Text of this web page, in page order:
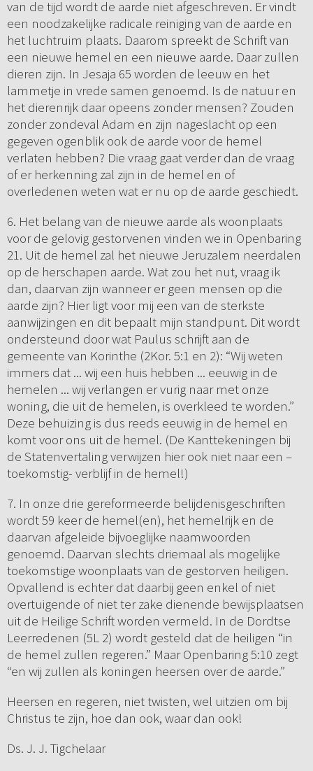
van de tijd wordt de aarde niet afgeschreven. Er vindt
een noodzakelijke radicale reiniging van de aarde en
het luchtruim plaats. Daarom spreekt de Schrift van
een nieuwe hemel en een nieuwe aarde. Daar zullen
dieren zijn. In Jesaja 65 worden de leeuw en het
lammetje in vrede samen genoemd. Is de natuur en
het dierenrijk daar opeens zonder mensen? Zouden
zonder zondeval Adam en zijn nageslacht op een
gegeven ogenblik ook de aarde voor de hemel
verlaten hebben? Die vraag gaat verder dan de vraag
of er herkenning zal zijn in de hemel en of
overledenen weten wat er nu op de aarde geschiedt.
6. Het belang van de nieuwe aarde als woonplaats
voor de gelovig gestorvenen vinden we in Openbaring
21. Uit de hemel zal het nieuwe Jeruzalem neerdalen
op de herschapen aarde. Wat zou het nut, vraag ik
dan, daarvan zijn wanneer er geen mensen op die
aarde zijn? Hier ligt voor mij een van de sterkste
aanwijzingen en dit bepaalt mijn standpunt. Dit wordt
ondersteund door wat Paulus schrijft aan de
gemeente van Korinthe (2Kor. 5:1 en 2): “Wij weten
immers dat ... wij een huis hebben ... eeuwig in de
hemelen ... wij verlangen er vurig naar met onze
woning, die uit de hemelen, is overkleed te worden.”
Deze behuizing is dus reeds eeuwig in de hemel en
komt voor ons uit de hemel. (De Kanttekeningen bij
de Statenvertaling verwijzen hier ook niet naar een –
toekomstig- verblijf in de hemel!)
7. In onze drie gereformeerde belijdenisgeschriften
wordt 59 keer de hemel(en), het hemelrijk en de
daarvan afgeleide bijvoeglijke naamwoorden
genoemd. Daarvan slechts driemaal als mogelijke
toekomstige woonplaats van de gestorven heiligen.
Opvallend is echter dat daarbij geen enkel of niet
overtuigende of niet ter zake dienende bewijsplaatsen
uit de Heilige Schrift worden vermeld. In de Dordtse
Leerredenen (5L 2) wordt gesteld dat de heiligen “in
de hemel zullen regeren.” Maar Openbaring 5:10 zegt
“en wij zullen als koningen heersen over de aarde.”
Heersen en regeren, niet twisten, wel uitzien om bij
Christus te zijn, hoe dan ook, waar dan ook!
Ds. J. J. Tigchelaar